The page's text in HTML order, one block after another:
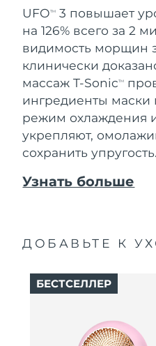
UFOTM
3 повышает
на 126% всего за 2
видимость морщин
клинически
массаж T-SonicTM
ингредиенты маски
режим охлаждения
укрепляют,
сохранить упругость.
Узнать больше
ДОБАВЬТЕ К
БЕСТСЕЛЛЕР